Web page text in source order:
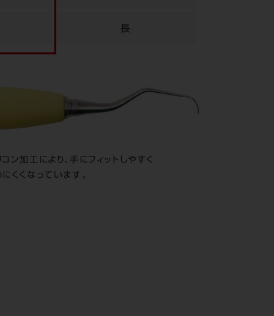
長
コン加工により、手にフィットしやすく
にくくなっています。